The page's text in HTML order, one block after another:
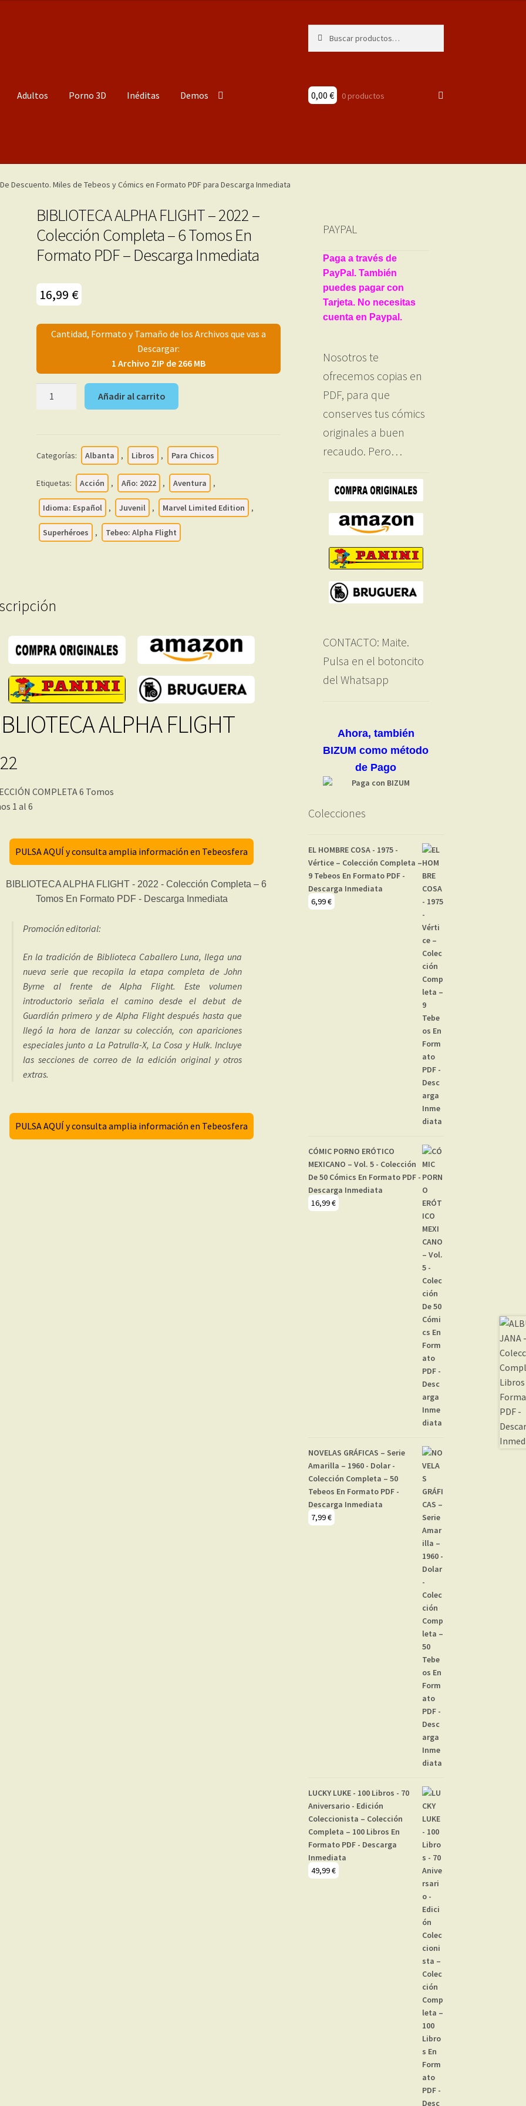
por:
Adultos Porno 3D Inéditas Demos 0,00 € 0 productos
BIBLIOTECA ALPHA FLIGHT – 2022 –
Colección Completa – 6 Tomos En
Formato PDF – Descarga Inmediata
16,99 €
Cantidad, Formato y Tamaño de los Archivos que vas a
Descargar:
1 Archivo ZIP de 266 MB
BIBLIOTECA
Colección
Completa
6
Tomos
Descarga
cantidad
Añadir al carrito
Categorías: Albanta , Libros , Para Chicos
Etiquetas: Acción , Año: 2022 , Aventura ,
Idioma: Español , Juvenil , Marvel Limited Edition ,
Superhéroes , Tebeo: Alpha Flight
ALPHA FLIGHT
COMPLETA 6 Tomos
1 al 6
PULSA AQUÍ y consulta amplia información en Tebeosfera
Promoción editorial:
En la tradición de Biblioteca Caballero Luna, llega una
nueva serie que recopila la etapa completa de John
Byrne al frente de Alpha Flight. Este volumen
introductorio señala el camino desde el debut de
Guardián primero y de Alpha Flight después hasta que
llegó la hora de lanzar su colección, con apariciones
especiales junto a La Patrulla-X, La Cosa y Hulk. Incluye
las secciones de correo de la edición original y otros
extras.
PULSA AQUÍ y consulta amplia información en Tebeosfera
PAYPAL
Paga a través de
PayPal. También
puedes pagar con
Tarjeta. No necesitas
cuenta en Paypal.
Nosotros te
ofrecemos copias en
PDF, para que
conserves tus cómics
originales a buen
recaudo. Pero…
CONTACTO: Maite.
Pulsa en el botoncito
del Whatsapp
Ahora, también
BIZUM como método
de Pago
Colecciones
EL HOMBRE COSA - 1975 -
Vértice – Colección Completa –
9 Tebeos En Formato PDF -
Descarga Inmediata
6,99€
CÓMIC PORNO ERÓTICO
MEXICANO – Vol. 5 - Colección
De 50 Cómics En Formato PDF -
Descarga Inmediata
16,99€
NOVELAS GRÁFICAS – Serie
Amarilla – 1960 - Dolar -
Colección Completa – 50
Tebeos En Formato PDF -
Descarga Inmediata
7,99€
LUCKY LUKE - 100 Libros - 70
Aniversario - Edición
Coleccionista – Colección
Completa – 100 Libros En
Formato PDF - Descarga
Inmediata
49,99€